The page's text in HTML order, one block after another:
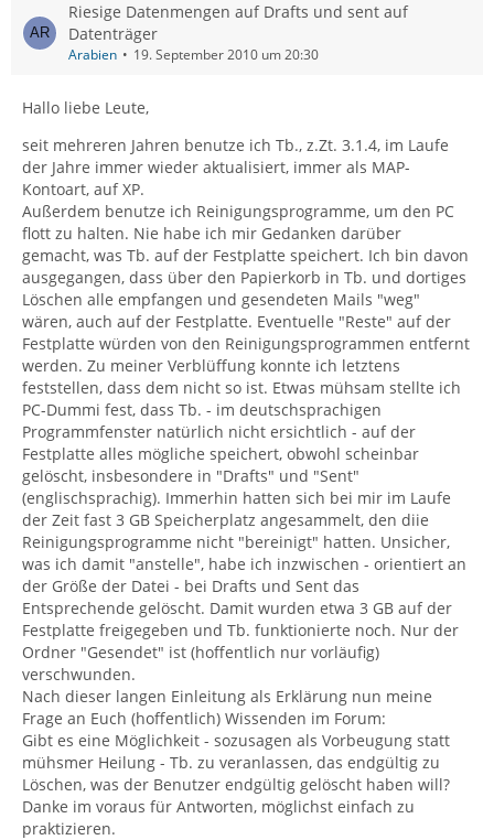
Riesige Datenmengen auf Drafts und sent auf
Datenträger
Arabien 19. September 2010 um 20:30
Hallo liebe Leute,
seit mehreren Jahren benutze ich Tb., z.Zt. 3.1.4, im Laufe
der Jahre immer wieder aktualisiert, immer als MAP-
Kontoart, auf XP.
Außerdem benutze ich Reinigungsprogramme, um den PC
flott zu halten. Nie habe ich mir Gedanken darüber
gemacht, was Tb. auf der Festplatte speichert. Ich bin davon
ausgegangen, dass über den Papierkorb in Tb. und dortiges
Löschen alle empfangen und gesendeten Mails "weg"
wären, auch auf der Festplatte. Eventuelle "Reste" auf der
Festplatte würden von den Reinigungsprogrammen entfernt
werden. Zu meiner Verblüffung konnte ich letztens
feststellen, dass dem nicht so ist. Etwas mühsam stellte ich
PC-Dummi fest, dass Tb. - im deutschsprachigen
Programmfenster natürlich nicht ersichtlich - auf der
Festplatte alles mögliche speichert, obwohl scheinbar
gelöscht, insbesondere in "Drafts" und "Sent"
(englischsprachig). Immerhin hatten sich bei mir im Laufe
der Zeit fast 3 GB Speicherplatz angesammelt, den diie
Reinigungsprogramme nicht "bereinigt" hatten. Unsicher,
was ich damit "anstelle", habe ich inzwischen - orientiert an
der Größe der Datei - bei Drafts und Sent das
Entsprechende gelöscht. Damit wurden etwa 3 GB auf der
Festplatte freigegeben und Tb. funktionierte noch. Nur der
Ordner "Gesendet" ist (hoffentlich nur vorläufig)
verschwunden.
Nach dieser langen Einleitung als Erklärung nun meine
Frage an Euch (hoffentlich) Wissenden im Forum:
Gibt es eine Möglichkeit - sozusagen als Vorbeugung statt
mühsmer Heilung - Tb. zu veranlassen, das endgültig zu
Löschen, was der Benutzer endgültig gelöscht haben will?
Danke im voraus für Antworten, möglichst einfach zu
praktizieren.